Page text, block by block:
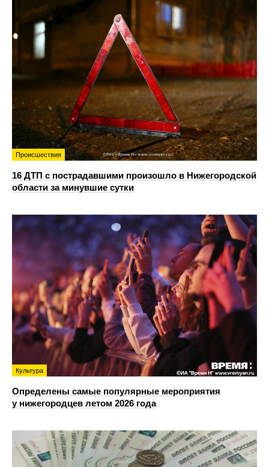
Происшествия
16 ДТП с пострадавшими произошло в Нижегородской
области за минувшие сутки
Культура
Определены самые популярные мероприятия
у нижегородцев летом 2026 года